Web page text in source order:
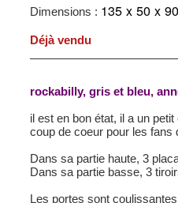
Dimensions : 135 x 50 x
Déjà vendu
rockabilly, gris et bleu,
il est en bon état, il a un
coup de coeur pour les fans
Dans sa partie haute, 3
Dans sa partie basse, 3
Les portes sont